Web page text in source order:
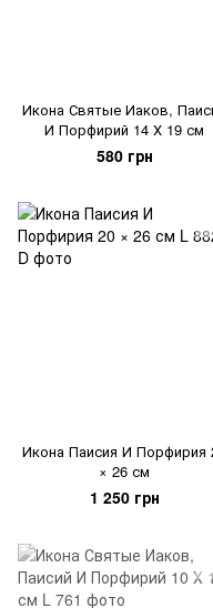
Икона Святые Иаков,
И Порфирий 14 Х 19 см
580 грн
Икона Паисия И Порфирия
× 26 см
1 250 грн